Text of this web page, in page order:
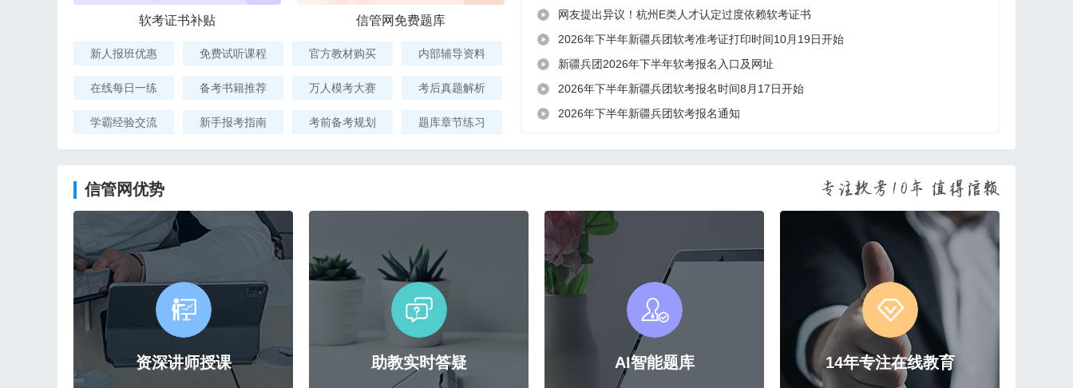
软考证书补贴 信管网免费题库
新人报班优惠 免费试听课程 官方教材购买 内部辅导资料
在线每日一练 备考书籍推荐 万人模考大赛 考后真题解析
学霸经验交流 新手报考指南 考前备考规划 题库章节练习
网友提出异议！杭州E类人才认定过度依赖软考证书
2026年下半年新疆兵团软考准考证打印时间10月19日开始
新疆兵团2026年下半年软考报名入口及网址
2026年下半年新疆兵团软考报名时间8月17日开始
2026年下半年新疆兵团软考报名通知
信管网优势
资深讲师授课 助教实时答疑 AI智能题库 14年专注在线教育